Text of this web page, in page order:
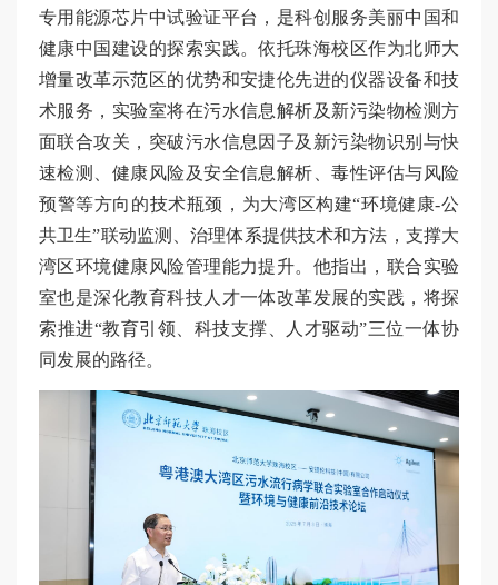
专用能源芯片中试验证平台，是科创服务美丽中国和
健康中国建设的探索实践。依托珠海校区作为北师大
增量改革示范区的优势和安捷伦先进的仪器设备和技
术服务，实验室将在污水信息解析及新污染物检测方
面联合攻关，突破污水信息因子及新污染物识别与快
速检测、健康风险及安全信息解析、毒性评估与风险
预警等方向的技术瓶颈，为大湾区构建“环境健康-公
共卫生”联动监测、治理体系提供技术和方法，支撑大
湾区环境健康风险管理能力提升。他指出，联合实验
室也是深化教育科技人才一体改革发展的实践，将探
索推进“教育引领、科技支撑、人才驱动”三位一体协
同发展的路径。